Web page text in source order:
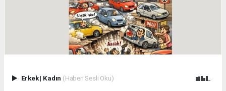
Erkek| Kadın (Haberi Sesli Oku)